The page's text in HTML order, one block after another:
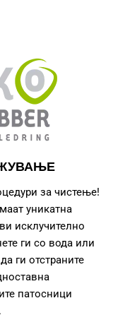
за чистење!
уникатна
исклучително
ги со вода или
ги отстраните
патосници